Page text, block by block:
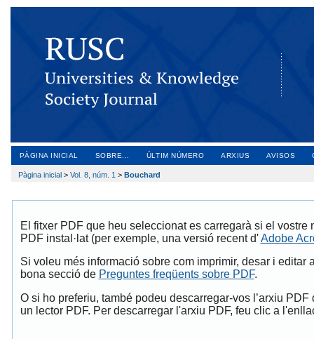
PÀGINA INICIAL SOBRE... ÚLTIM NÚMERO ARXIUS AVISOS
Pàgina inicial> Vol. 8, núm. 1 > Bouchard
El fitxer PDF que heu seleccionat es carregarà si el
PDF instal·lat (per exemple, una versió recent d'Adobe
Si voleu més informació sobre com imprimir, desar i editar
bona secció de Preguntes freqüents sobre PDF.
O si ho preferiu, també podeu descarregar-vos l’arxiu
un lector PDF. Per descarregar l'arxiu PDF, feu clic a